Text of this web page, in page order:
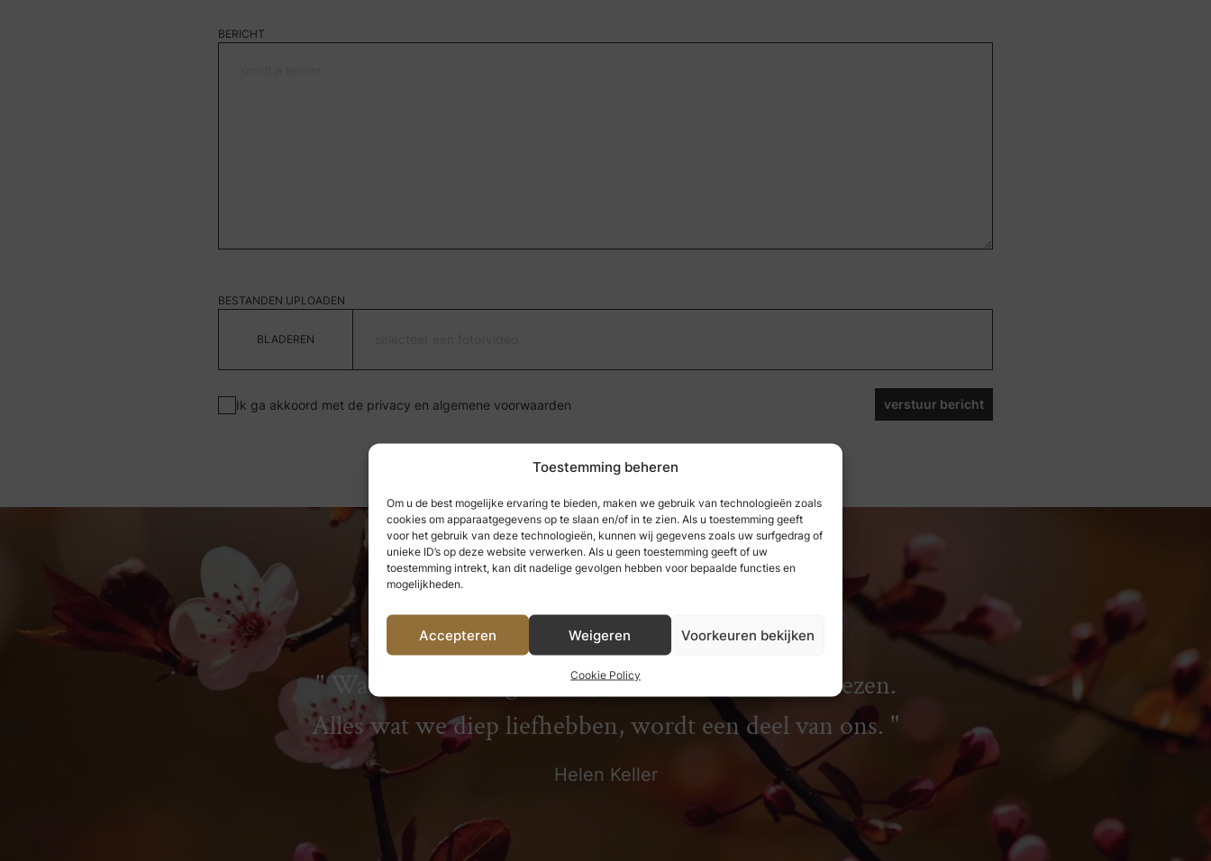
Toestemming beheren
Om u de best mogelijke ervaring te bieden, maken we gebruik van technologieën zoals
cookies om apparaatgegevens op te slaan en/of in te zien. Als u toestemming geeft
voor het gebruik van deze technologieën, kunnen wij gegevens zoals uw surfgedrag of
unieke ID’s op deze website verwerken. Als u geen toestemming geeft of uw
toestemming intrekt, kan dit nadelige gevolgen hebben voor bepaalde functies en
mogelijkheden.
Accepteren Weigeren Voorkeuren bekijken
Cookie Policy
BERICHT
BESTANDEN UPLOADEN
Ik ga akkoord met de privacy en algemene voorwaarden verstuur bericht
Wat we hebben genoten, kunnen we nooit verliezen.
Alles wat we diep liefhebben, wordt een deel van ons.
Helen Keller